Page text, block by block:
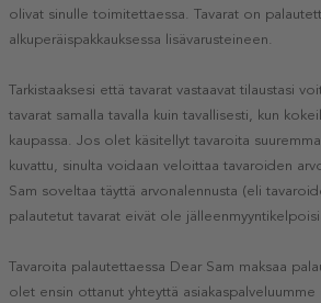
olivat sinulle toimitettaessa. Tavarat on
alkuperäispakkauksessa lisävarusteineen.
Tarkistaaksesi että tavarat vastaavat tilaustasi
tavarat samalla tavalla kuin tavallisesti, kun
kaupassa. Jos olet käsitellyt tavaroita
kuvattu, sinulta voidaan veloittaa tavaroiden
Sam soveltaa täyttä arvonalennusta (eli
palautetut tavarat eivät ole
Tavaroita palautettaessa Dear Sam maksaa
olet ensin ottanut yhteyttä